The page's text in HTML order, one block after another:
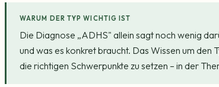
WARUM DER TYP WICHTIG IST
Die Diagnose „ADHS" allein sagt noch wenig
und was es konkret braucht. Das Wissen um
die richtigen Schwerpunkte zu setzen – in der